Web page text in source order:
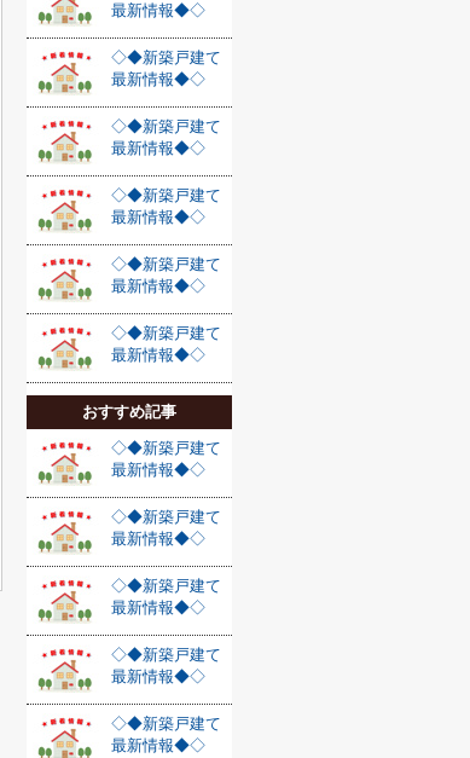
最新情報◆◇
◇◆新築戸建て
最新情報◆◇
◇◆新築戸建て
最新情報◆◇
◇◆新築戸建て
最新情報◆◇
◇◆新築戸建て
最新情報◆◇
◇◆新築戸建て
最新情報◆◇
おすすめ記事
◇◆新築戸建て
最新情報◆◇
◇◆新築戸建て
最新情報◆◇
◇◆新築戸建て
最新情報◆◇
◇◆新築戸建て
最新情報◆◇
◇◆新築戸建て
最新情報◆◇